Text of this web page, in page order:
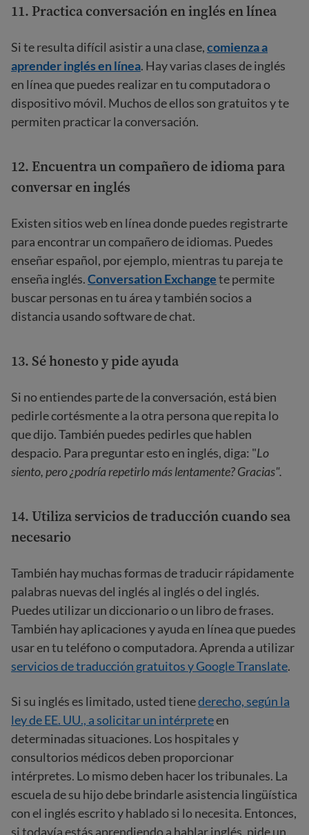
11. Practica conversación en inglés en línea
Si te resulta difícil asistir a una clase,comienza a
aprender inglés en línea. Hay varias clases de inglés
en línea que puedes realizar en tu computadora o
dispositivo móvil. Muchos de ellos son gratuitos y te
permiten practicar la conversación.
12. Encuentra un compañero de idioma para
conversar en inglés
Existen sitios web en línea donde puedes registrarte
para encontrar un compañero de idiomas. Puedes
enseñar español, por ejemplo, mientras tu pareja te
enseña inglés.Conversation Exchangete permite
buscar personas en tu área y también socios a
distancia usando software de chat.
13. Sé honesto y pide ayuda
Si no entiendes parte de la conversación, está bien
pedirle cortésmente a la otra persona que repita lo
que dijo. También puedes pedirles que hablen
despacio. Para preguntar esto en inglés, diga: "Lo
siento, pero ¿podría repetirlo más lentamente? Gracias".
14. Utiliza servicios de traducción cuando sea
necesario
También hay muchas formas de traducir rápidamente
palabras nuevas del inglés al inglés o del inglés.
Puedes utilizar un diccionario o un libro de frases.
También hay aplicaciones y ayuda en línea que puedes
usar en tu teléfono o computadora. Aprenda a utilizar
servicios de traducción gratuitos y Google Translate.
Si su inglés es limitado, usted tienederecho, según la
ley de EE. UU., a solicitar un intérpreteen
determinadas situaciones. Los hospitales y
consultorios médicos deben proporcionar
intérpretes. Lo mismo deben hacer los tribunales. La
escuela de su hijo debe brindarle asistencia lingüística
con el inglés escrito y hablado si lo necesita. Entonces,
si todavía estás aprendiendo a hablar inglés, pide un